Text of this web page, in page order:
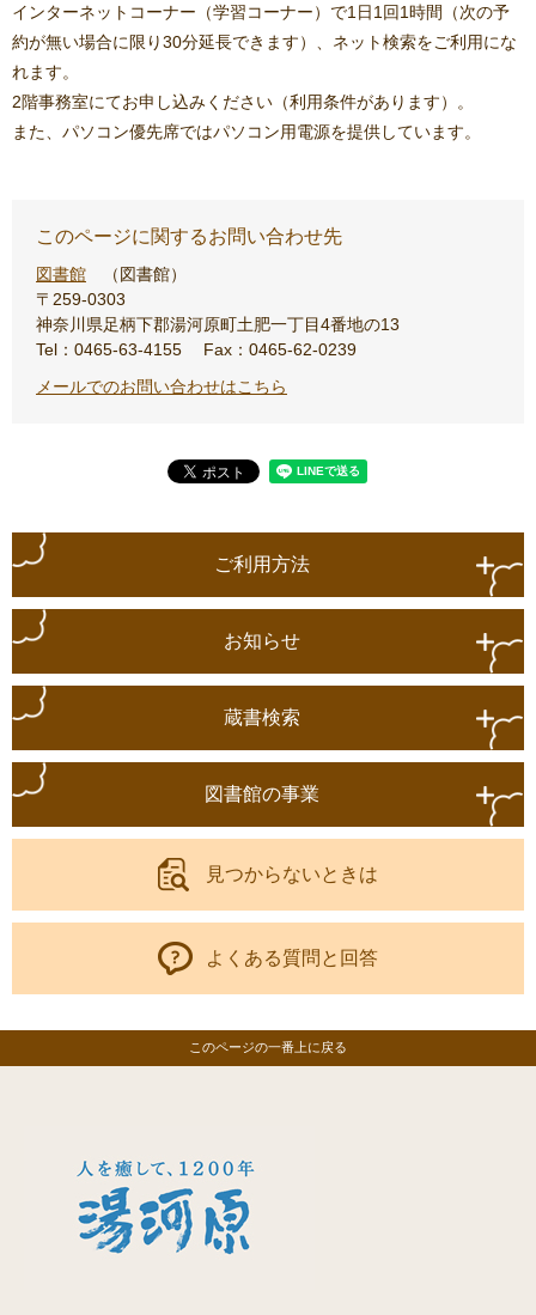
インターネットコーナー（学習コーナー）で1日1回1時間（次の予
約が無い場合に限り30分延長できます）、ネット検索をご利用にな
れます。
2階事務室にてお申し込みください（利用条件があります）。
また、パソコン優先席ではパソコン用電源を提供しています。
このページに関するお問い合わせ先
図書館
図書館
〒259-0303
神奈川県足柄下郡湯河原町土肥一丁目4番地の13
Tel：0465-63-4155
Fax：0465-62-0239
メールでのお問い合わせはこちら
ご利用方法
お知らせ
蔵書検索
図書館の事業
見つからないときは
よくある質問と回答
このページの一番上に戻る